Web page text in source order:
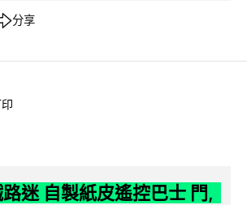
分享
迷 自製紙皮遙控巴士 門,